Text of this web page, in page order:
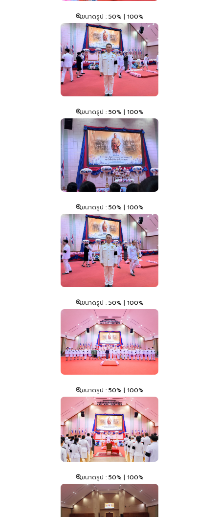
ขนาดรูป : 50% | 100%
ขนาดรูป : 50% | 100%
ขนาดรูป : 50% | 100%
ขนาดรูป : 50% | 100%
ขนาดรูป : 50% | 100%
ขนาดรูป : 50% | 100%